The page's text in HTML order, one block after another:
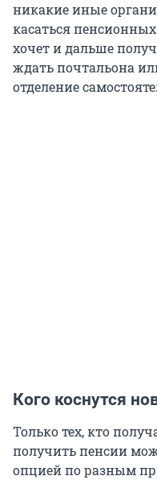
никакие иные
касаться
хочет и дальше
ждать почтальона
отделение
Кого коснутся
Только тех, кто
получить пенсии
опцией по разным